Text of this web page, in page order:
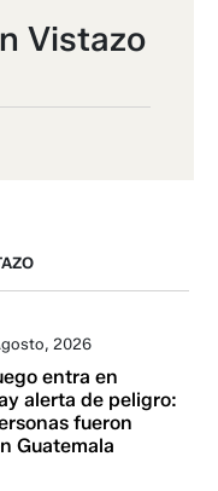
Vistazo
2026
entra en
alerta de peligro:
fueron
Guatemala